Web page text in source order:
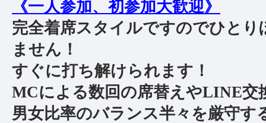
《一人参加、初参加大歓迎》
完全着席スタイルですのでひと
ません！
すぐに打ち解けられます！
MCによる数回の席替えやLINE交
男女比率のバランス半々を厳守す